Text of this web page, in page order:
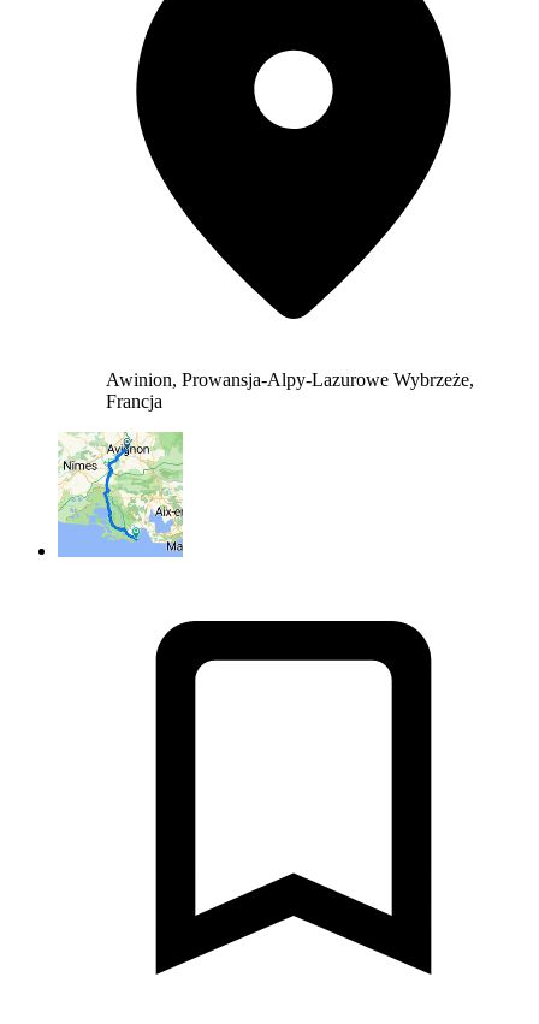
Awinion, Prowansja-Alpy-Lazurowe Wybrzeże,
Francja